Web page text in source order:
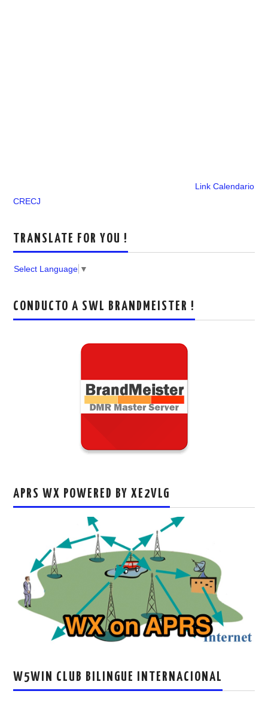
Link Calendario
CRECJ
TRANSLATE FOR YOU !
Select Language ▼
CONDUCTO A SWL BRANDMEISTER !
APRS WX POWERED BY XE2VLG
W5WIN CLUB BILINGUE INTERNACIONAL